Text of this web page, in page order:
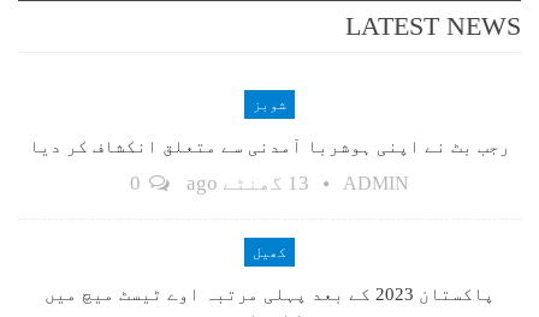
LATEST NEWS
شوبز
رجب بٹ نے اپنی ہوشربا آمدنی سے متعلق انکشاف کر دیا
ADMIN 13 گھنٹے ago
کھیل
پاکستان 2023 کے بعد پہلی مرتبہ اوے ٹیسٹ میچ میں